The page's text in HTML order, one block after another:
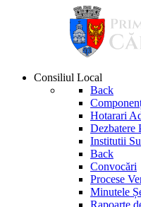
Consiliul Local
Back
Hotarari
Dezbatere
Institutii
Back
Convocări
Procese
Minutele